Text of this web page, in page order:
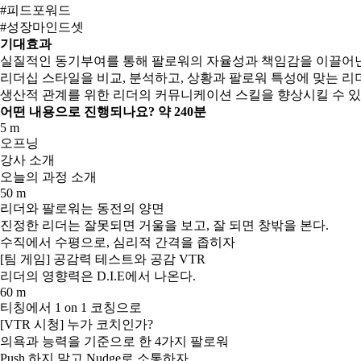
#피드포워드
#성장마인드셋
기대효과
실질적인 동기부여를 통해 팔로워의 자율성과 책임감을 이끌어
리더십 스타일을 비교, 분석하고, 상황과 팔로워 특성에 맞는 리
생산적 관계를 위한 리더의 커뮤니케이션 스킬을 향상시킬 수
어떤 내용으로 진행되나요? 약 240분
5 m
오프닝
강사 소개
오늘의 과정 소개
50 m
리더와 팔로워는 동전의 양면
진정한 리더는 잘못되면 거울을 보고, 잘 되면 창밖을 본다.
수직에서 수평으로, 심리적 간격을 좁히자
[팀 게임] 공감력 테스트와 공감 VTR
리더의 영향력은 D.I.E에서 나온다.
60 m
티칭에서 1 on 1 코칭으로
[VTR 시청] 누가 코치인가?
의욕과 능력을 기준으로 한 4가지 팔로워
Push 하지 말고 Nudge로 소통하자